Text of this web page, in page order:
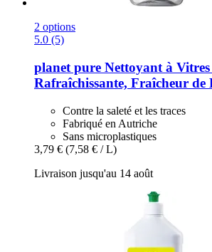
2 options
5.0 (5)
planet pure Nettoyant à
Rafraîchissante, Fraîcheur de
Contre la saleté et les traces
Fabriqué en Autriche
Sans microplastiques
3,79 € (7,58 € / L)
Livraison jusqu'au 14 août